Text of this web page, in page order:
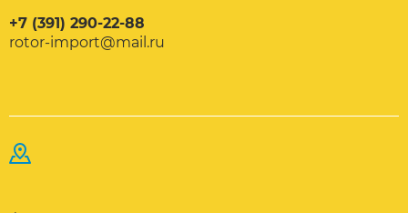
+7 (391) 290-22-88
rotor-import@mail.ru